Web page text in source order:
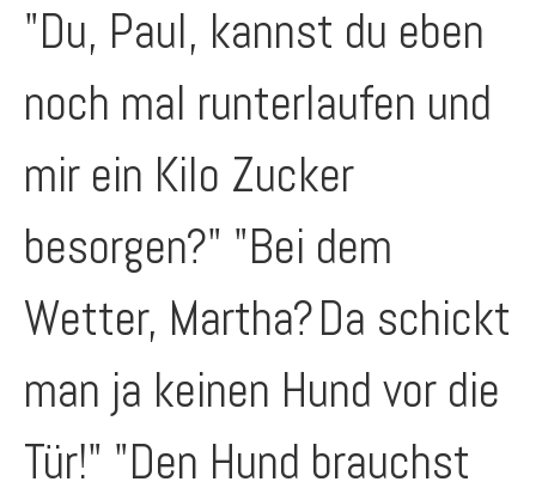
"Du, Paul, kannst du eben
noch mal runterlaufen und
mir ein Kilo Zucker
besorgen?" "Bei dem
Wetter, Martha?Da schickt
man ja keinen Hund vor die
Tür!" "Den Hund brauchst